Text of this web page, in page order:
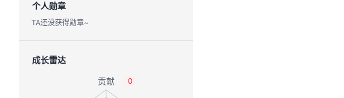
个人勋章
TA还没获得勋章~
成长雷达
0